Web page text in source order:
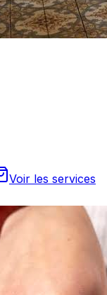
Voir les services